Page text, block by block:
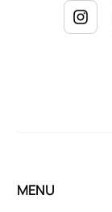
MENU